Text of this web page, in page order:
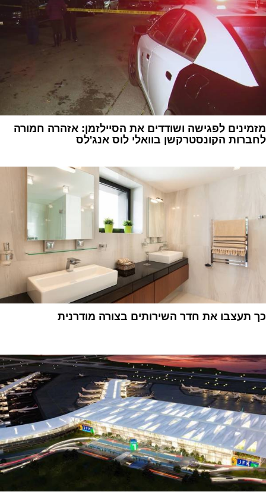
מזמינים לפגישה ושודדים את הסיילזמן: אזהרה חמורה
לחברות הקונסטרקשן בוואלי לוס אנג'לס
כך תעצבו את חדר השירותים בצורה מודרנית